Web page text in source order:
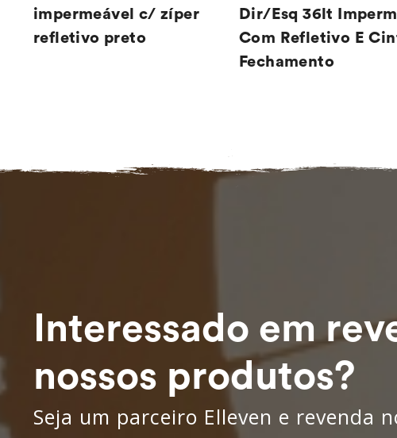
CONFIRA ➔
impermeável c/ zíper
refletivo preto
CONFIRA ➔
Dir/Esq 36lt
Com Refletivo E
Fechamento
Interessado em
nossos produtos?
Seja um parceiro Elleven e revenda